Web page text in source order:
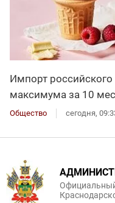
Импорт
максимума за 10
Общество сегодня,